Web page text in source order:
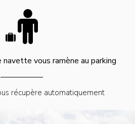
navette vous ramène au parking
récupère automatiquement